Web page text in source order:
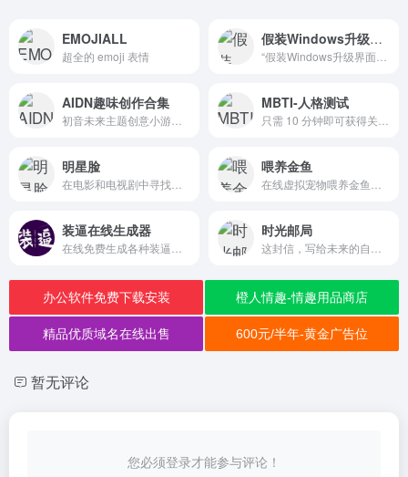
EMOJIALL
超全的 emoji 表情
假装Windows升级界面
AIDN趣味创作合集 MBTI-人格测试
明星脸 喂养金鱼
装逼在线生成器 时光邮局
办公软件免费下载安装 橙人情趣-情趣用品商店
精品优质域名在线出售 600元/半年-黄金广告位
暂无评论
您必须登录才能参与评论！